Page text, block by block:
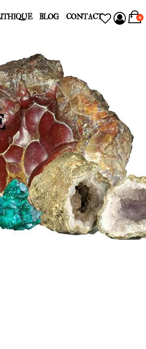
BLOG CONTACT 0